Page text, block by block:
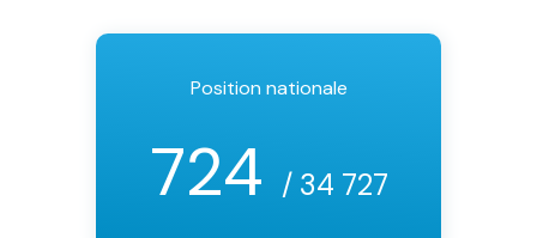
Position nationale
724 / 34 727